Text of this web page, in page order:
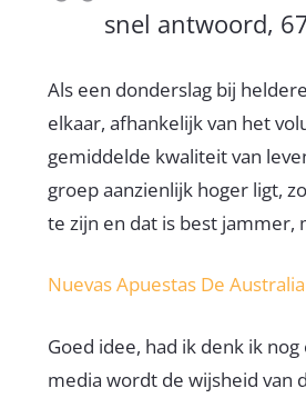
snel antwoord,
Als een donderslag bij
elkaar, afhankelijk van het
gemiddelde kwaliteit van
groep aanzienlijk hoger ligt,
te zijn en dat is best jammer,
Nuevas Apuestas De
Goed idee, had ik denk ik
media wordt de wijsheid van